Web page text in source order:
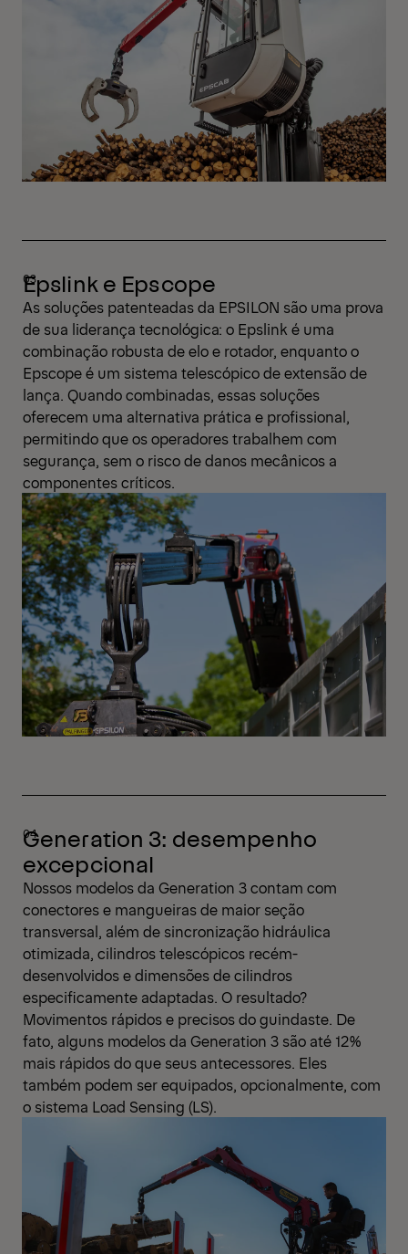
Epslink e Epscope
As soluções patenteadas da EPSILON são uma prova
de sua liderança tecnológica: o Epslink é uma
combinação robusta de elo e rotador, enquanto o
Epscope é um sistema telescópico de extensão de
lança. Quando combinadas, essas soluções
oferecem uma alternativa prática e profissional,
permitindo que os operadores trabalhem com
segurança, sem o risco de danos mecânicos a
componentes críticos.
Generation 3: desempenho
excepcional
Nossos modelos da Generation 3 contam com
conectores e mangueiras de maior seção
transversal, além de sincronização hidráulica
otimizada, cilindros telescópicos recém-
desenvolvidos e dimensões de cilindros
especificamente adaptadas. O resultado?
Movimentos rápidos e precisos do guindaste. De
fato, alguns modelos da Generation 3 são até 12%
mais rápidos do que seus antecessores. Eles
também podem ser equipados, opcionalmente, com
o sistema Load Sensing (LS).